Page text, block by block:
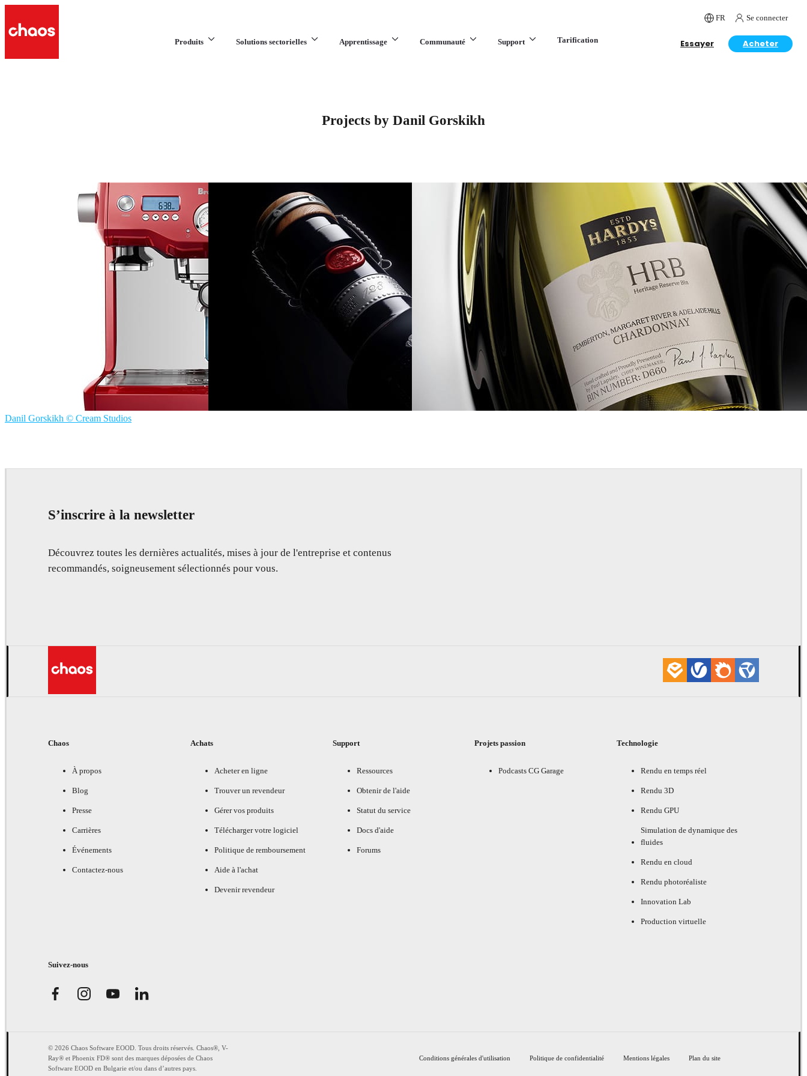
FR Se connecter
Produits Solutions sectorielles Apprentissage Communauté Support Tarification Essayer Acheter
Projects by Danil Gorskikh
Danil Gorskikh © Cream Studios
S’inscrire à la newsletter
Découvrez toutes les dernières actualités, mises à jour de l'entreprise et contenus
recommandés, soigneusement sélectionnés pour vous.
Chaos
À propos
Blog
Presse
Carrières
Événements
Contactez-nous
Achats
Acheter en ligne
Trouver un revendeur
Gérer vos produits
Télécharger votre logiciel
Politique de remboursement
Aide à l'achat
Devenir revendeur
Support
Ressources
Obtenir de l'aide
Statut du service
Docs d'aide
Forums
Projets passion
Podcasts CG Garage
Technologie
Rendu en temps réel
Rendu 3D
Rendu GPU
Simulation de dynamique des
fluides
Rendu en cloud
Rendu photoréaliste
Innovation Lab
Production virtuelle
Suivez-nous
© 2026 Chaos Software EOOD. Tous droits réservés. Chaos®, V-
Ray® et Phoenix FD® sont des marques déposées de Chaos
Software EOOD en Bulgarie et/ou dans d’autres pays.
Conditions générales d'utilisation Politique de confidentialité Mentions légales Plan du site